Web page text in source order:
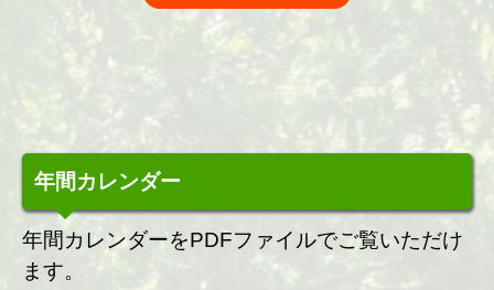
年間カレンダー
年間カレンダーをPDFファイルでご覧いただけ
ます。